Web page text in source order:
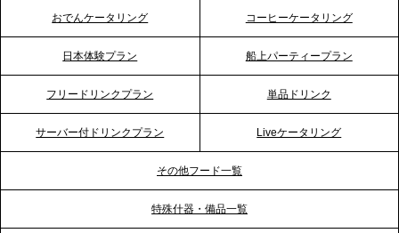
イッチに。新入社員研修で《食体験としてのケータ
テーブル、横浜事務所を新設。神奈川エリアのサー
ビス提供体制を強化し、質の高い「場づくり」をサ
おでんケータリング コーヒーケータリング
日本体験プラン 船上パーティープラン
フリードリンクプラン 単品ドリンク
サーバー付ドリンクプラン Liveケータリング
その他フード一覧
特殊什器・備品一覧